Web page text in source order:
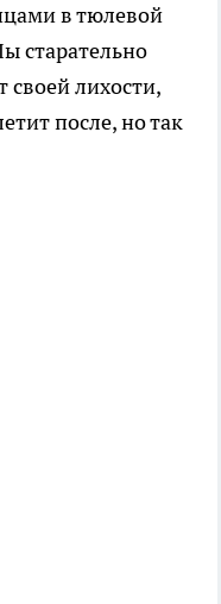
в тюлевой
старательно
своей лихости,
после, но так